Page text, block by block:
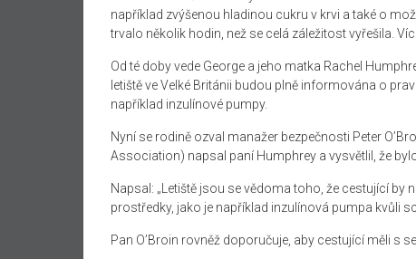
například zvýšenou hladinou cukru v krvi a také o
trvalo několik hodin, než se celá záležitost vyřešila.
Od té doby vede George a jeho matka Rachel
letiště ve Velké Británii budou plně informována o
například inzulínové pumpy.
Nyní se rodině ozval manažer bezpečnosti Peter
Association) napsal paní Humphrey a vysvětlil, že
Napsal: „Letiště jsou se vědoma toho, že cestující
prostředky, jako je například inzulínová pumpa kvůli
Pan O’Broin rovněž doporučuje, aby cestující měli s